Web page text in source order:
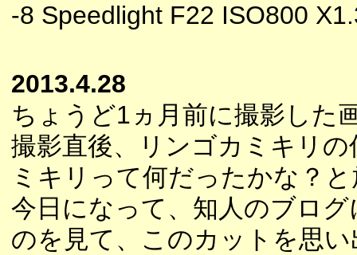
-8 Speedlight F22 ISO800
2013.4.28
ちょうど1ヵ月前に撮影した
撮影直後、リンゴカミキリ
ミキリって何だったかな？
今日になって、知人のブロ
のを見て、このカットを思